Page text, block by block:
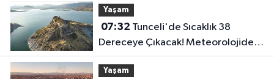
Yaşam
07:32
Dereceye Çıkacak! Meteorolojiden
Yeni Tahmin
Yaşam